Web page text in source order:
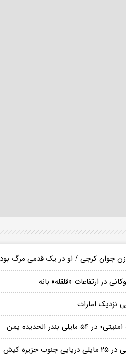
زن جوان کرجی / او در یک قدمی مرگ بود
نزدیک امارات
بندر الحدیده یمن
جزیره کیش